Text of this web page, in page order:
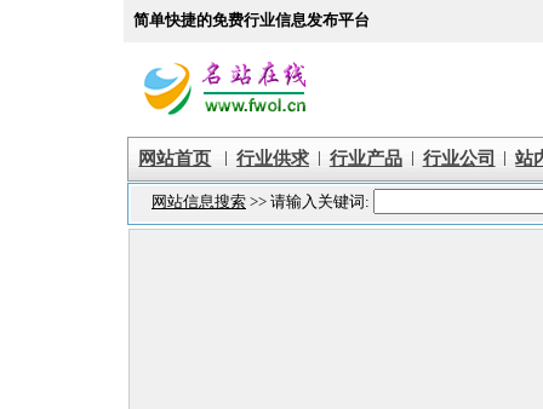
简单快捷的免费行业信息发布平台
网站首页 | 行业供求 | 行业产品 | 行业公司 | 站